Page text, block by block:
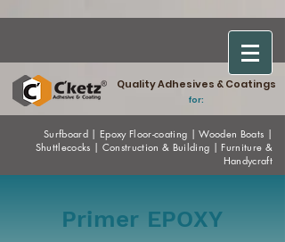
Quality Adhesives & Coatings
for:
Surfboard |Epoxy Floor-coating |Wooden Boats |
Shuttlecocks | Construction & Building |Furniture &
Handycraft
Primer EPOXY